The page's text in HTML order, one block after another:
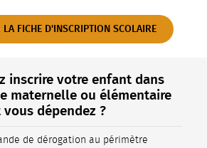
LA FICHE D'INSCRIPTION SCOLAIRE
inscrire votre enfant dans
maternelle ou élémentaire
dépendez ?
de dérogation au périmètre